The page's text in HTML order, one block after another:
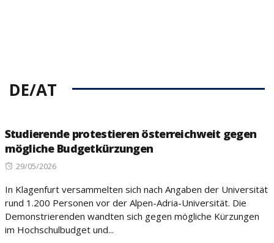
DE/AT
Studierende protestieren österreichweit gegen
mögliche Budgetkürzungen
Posted
29/05/2026
In Klagenfurt versammelten sich nach Angaben der Universität
rund 1.200 Personen vor der Alpen-Adria-Universität. Die
Demonstrierenden wandten sich gegen mögliche Kürzungen
im Hochschulbudget und...